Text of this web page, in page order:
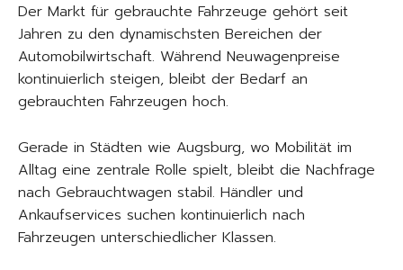
Der Markt für gebrauchte Fahrzeuge gehört seit
Jahren zu den dynamischsten Bereichen der
Automobilwirtschaft. Während Neuwagenpreise
kontinuierlich steigen, bleibt der Bedarf an
gebrauchten Fahrzeugen hoch.
Gerade in Städten wie Augsburg, wo Mobilität im
Alltag eine zentrale Rolle spielt, bleibt die Nachfrage
nach Gebrauchtwagen stabil. Händler und
Ankaufservices suchen kontinuierlich nach
Fahrzeugen unterschiedlicher Klassen.